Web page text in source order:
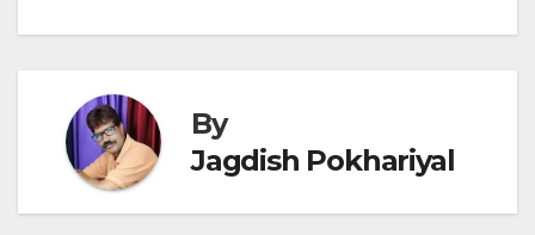
By
Jagdish Pokhariyal